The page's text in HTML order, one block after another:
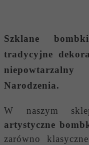
Szklane
tradycyjne
Narodzenia.
W naszym
artystyczne
zarówno